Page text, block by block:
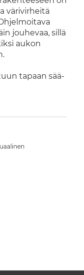
värivirheitä
jouhevaa, sillä
aukon
tapaan sää-